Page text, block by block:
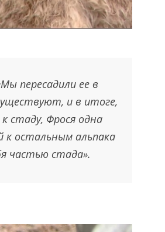
пересадили ее в
и в итоге,
стаду, Фрося одна
к остальным альпака
частью стада».